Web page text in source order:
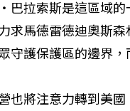
拉索斯是這區域的
求馬德雷德迪奧斯
守護保護區的邊界
也將注意力轉到美